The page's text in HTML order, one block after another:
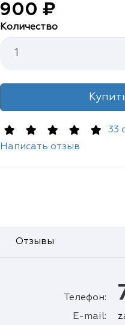
900 ₽
Количество
33
Написать отзыв
Отзывы
Телефон:
E-mail: